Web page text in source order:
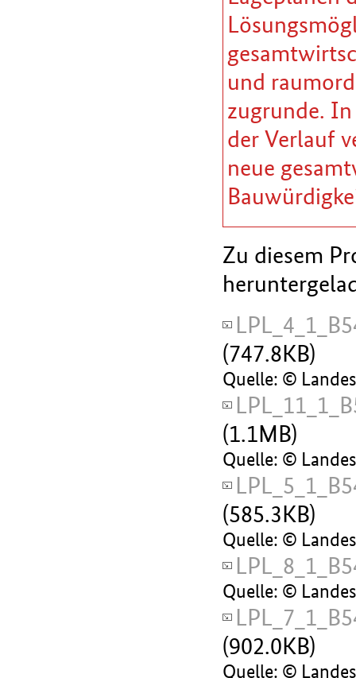
und
zugrunde.
der Verlauf
neue
Zu diesem
(747.8KB)
Quelle: ©
(1.1MB)
Quelle: ©
(585.3KB)
Quelle: ©
Quelle: ©
(902.0KB)
Quelle: ©